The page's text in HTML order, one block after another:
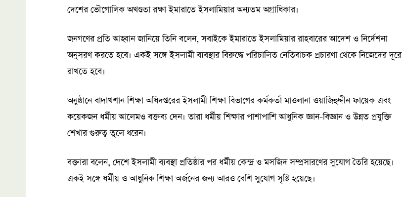
দেশের ভৌগোলিক অখণ্ডতা রক্ষা ইমারাতে ইসলামিয়ার অন্যতম অগ্রাধিকার।
জনগণের প্রতি আহ্বান জানিয়ে তিনি বলেন, সবাইকে ইমারাতে ইসলামিয়ার রাহবারের আদেশ ও নির্দেশনা
অনুসরণ করতে হবে। একই সঙ্গে ইসলামী ব্যবস্থার বিরুদ্ধে পরিচালিত নেতিবাচক প্রচারণা থেকে নিজেদের দূরে
রাখতে হবে।
অনুষ্ঠানে বাদাখশান শিক্ষা অধিদপ্তরের ইসলামী শিক্ষা বিভাগের কর্মকর্তা মাওলানা ওয়াজিহুদ্দীন ফায়েক এবং
কয়েকজন ধর্মীয় আলেমও বক্তব্য দেন। তারা ধর্মীয় শিক্ষার পাশাপাশি আধুনিক জ্ঞান-বিজ্ঞান ও উন্নত প্রযুক্তি
শেখার গুরুত্ব তুলে ধরেন।
বক্তারা বলেন, দেশে ইসলামী ব্যবস্থা প্রতিষ্ঠার পর ধর্মীয় কেন্দ্র ও মসজিদ সম্প্রসারণের সুযোগ তৈরি হয়েছে।
একই সঙ্গে ধর্মীয় ও আধুনিক শিক্ষা অর্জনের জন্য আরও বেশি সুযোগ সৃষ্টি হয়েছে।